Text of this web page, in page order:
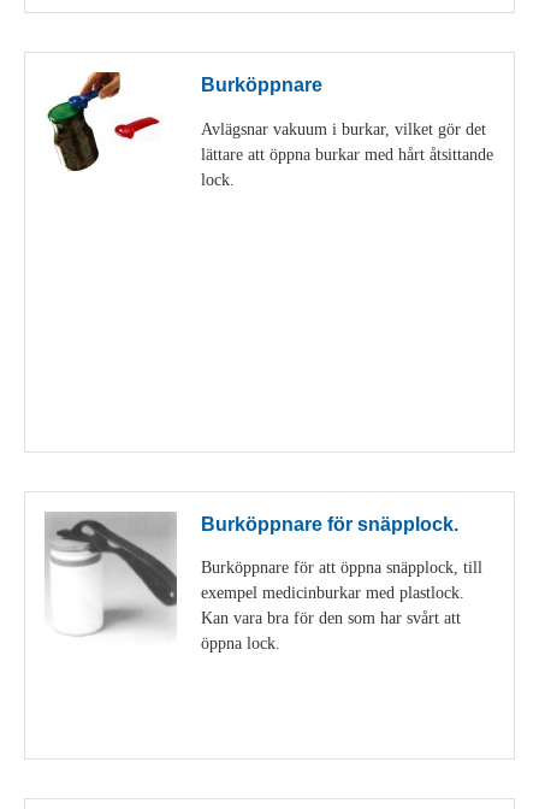
Burköppnare
Avlägsnar vakuum i burkar, vilket gör det
lättare att öppna burkar med hårt åtsittande
lock.
Burköppnare för snäpplock.
Burköppnare för att öppna snäpplock, till
exempel medicinburkar med plastlock.
Kan vara bra för den som har svårt att
öppna lock.